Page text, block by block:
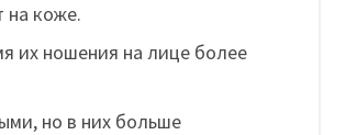
на коже.
их ношения на лице более
но в них больше